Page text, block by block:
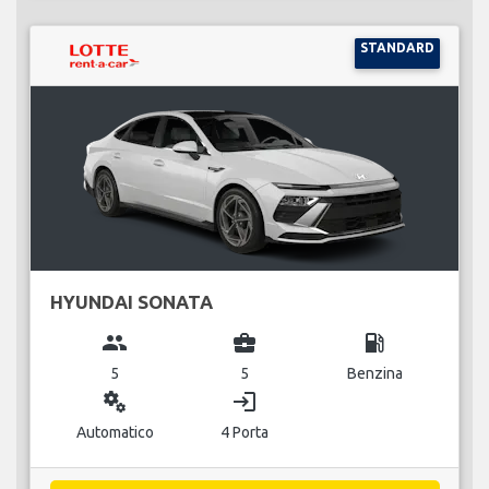
STANDARD
HYUNDAI SONATA
group
5
business_center
5
local_gas_station
Benzina
miscellaneous_services
Automatico
login
4 Porta